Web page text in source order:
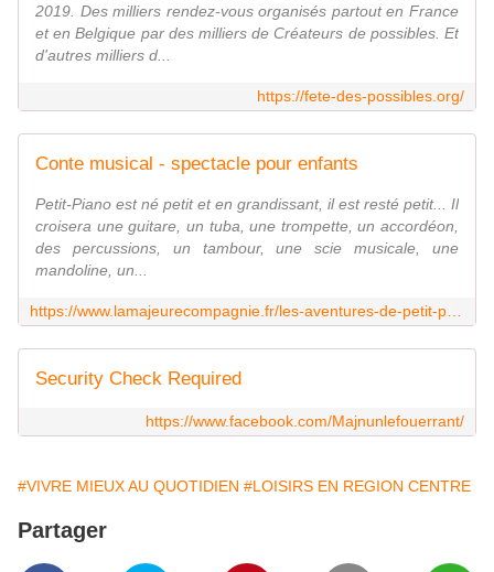
2019. Des milliers rendez-vous organisés partout en France
et en Belgique par des milliers de Créateurs de possibles. Et
d'autres milliers d...
https://fete-des-possibles.org/
Conte musical - spectacle pour enfants
Petit-Piano est né petit et en grandissant, il est resté petit... Il
croisera une guitare, un tuba, une trompette, un accordéon,
des percussions, un tambour, une scie musicale, une
mandoline, un...
Security Check Required
https://www.facebook.com/Majnunlefouerrant/
#VIVRE MIEUX AU QUOTIDIEN #LOISIRS EN REGION CENTRE
Partager